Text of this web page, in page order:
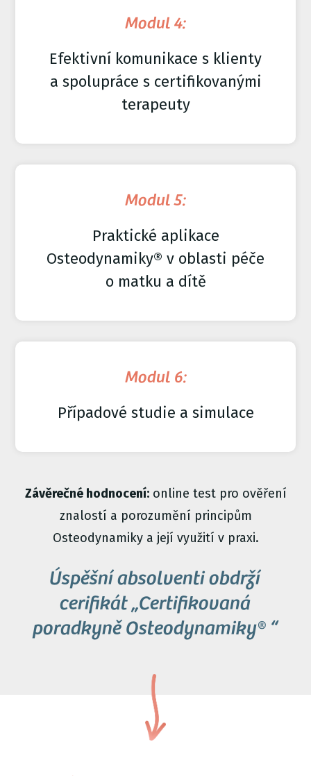
Modul 4:
Efektivní komunikace s klienty
a spolupráce s certifikovanými
terapeuty
Modul 5:
Praktické aplikace
Osteodynamiky® v oblasti péče
o matku a dítě
Modul 6:
Případové studie a simulace
Závěrečné hodnocení:online test pro ověření
znalostí a porozumění principům
Osteodynamiky a její využití v praxi.
Úspěšní absolventi obdrží
cerifikát „Certifikovaná
poradkyně Osteodynamiky® “